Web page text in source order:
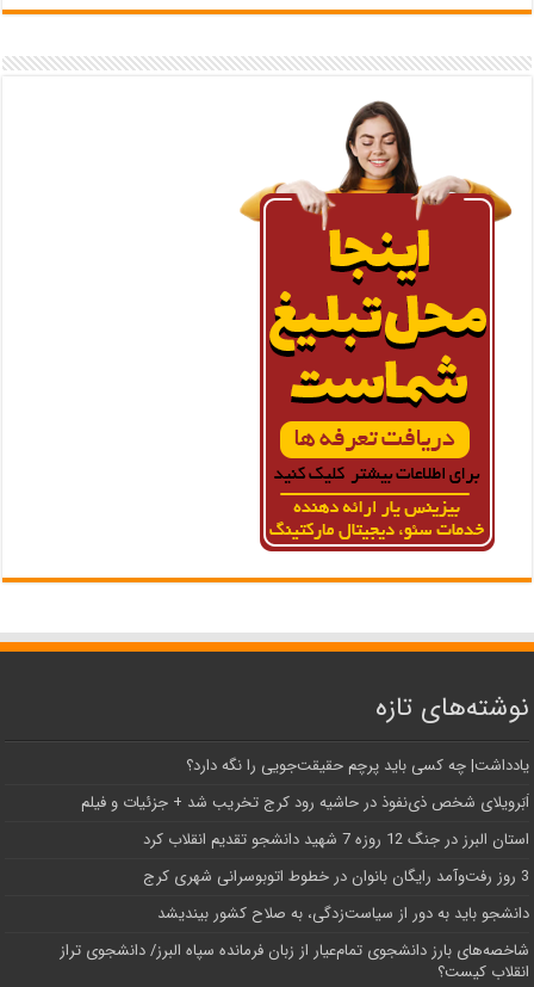
نوشته‌های تازه
یادداشت| ‌چه کسی باید پرچم حقیقت‌جویی را نگه دارد؟
اَبَر‌ویلای شخص ذی‌نفوذ در حاشیه‌ رود کرج تخریب شد + جزئیات و فیلم
استان البرز در جنگ 12 روزه 7 شهید دانشجو تقدیم انقلاب کرد
3 روز رفت‌وآمد رایگان بانوان در خطوط اتوبوسرانی شهری کرج
دانشجو باید به دور از سیاست‌زدگی، به صلاح کشور بیندیشد
شاخصه‌های بارز دانشجوی تمام‌عیار از زبان فرمانده سپاه البرز/ دانشجوی تراز
انقلاب کیست؟